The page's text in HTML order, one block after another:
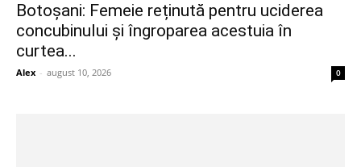
Botoșani: Femeie reținută pentru uciderea
concubinului și îngroparea acestuia în
curtea...
Alex - august 10, 2026 0